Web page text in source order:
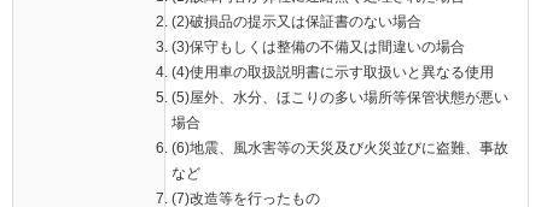
(2)破損品の提示又は保証書のない場合
(3)保守もしくは整備の不備又は間違いの場合
(4)使用車の取扱説明書に示す取扱いと異なる使用
(5)屋外、水分、ほこりの多い場所等保管状態が悪い
場合
(6)地震、風水害等の天災及び火災並びに盗難、事故
など
(7)改造等を行ったもの